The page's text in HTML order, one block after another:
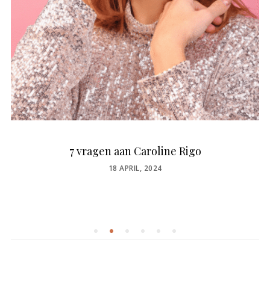
7 vragen aan Caroline Rigo
POSTED
18 APRIL, 2024